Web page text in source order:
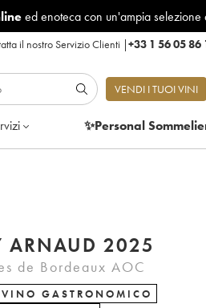
ed enoteca con un'ampia selezione
il nostro Servizio Clienti |+33 1 56 05 86
VENDI I TUOI VINI
✨Personal
CLOS PUY ARNAUD 2025
de Bordeaux AOC
VINO GASTRONOMICO